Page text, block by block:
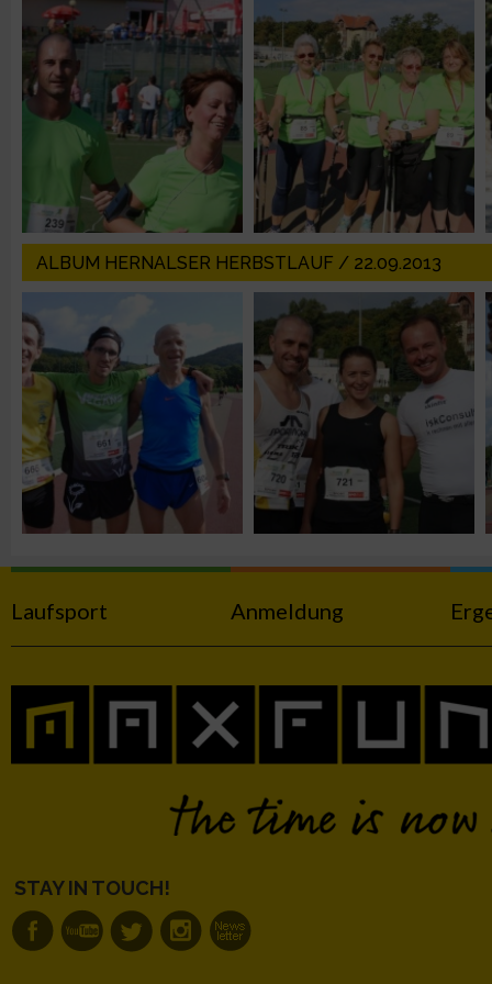
ALBUM HERNALSER HERBSTLAUF / 22.09.2013
Laufsport Anmeldung
STAY IN TOUCH!
Verwendung reduzierter Daten zur Auswahl von Inhalten
IAB-Besonderheiten:
Verwendung genauer Standortdaten
Geräte anhand von aktiv angeforderten Informationen
Nicht-IAB-Verarbeitungszwecke:
Notwendig
Performance
Funktional
Werbung